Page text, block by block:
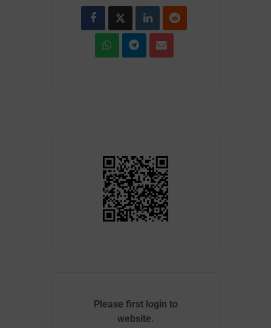
Please first login to
website.